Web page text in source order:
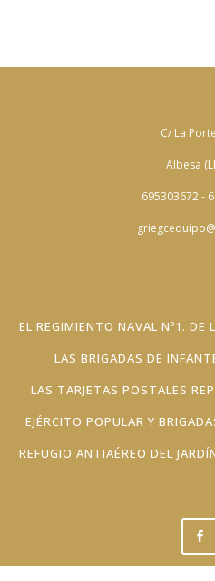
C/ La
Albesa
695303672 -
EL REGIMIENTO NAVAL Nº1. DE
LAS BRIGADAS DE
LAS TARJETAS POSTALES
EJÉRCITO POPULAR Y
REFUGIO ANTIAÉREO DEL